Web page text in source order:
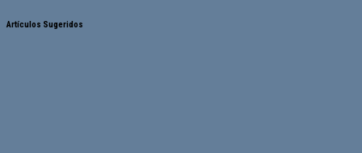
Artículos Sugeridos